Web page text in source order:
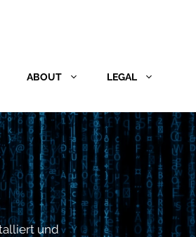
ABOUT LEGAL
und